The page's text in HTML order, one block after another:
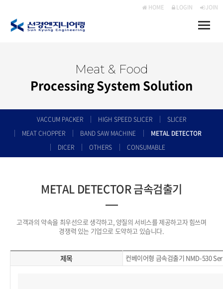
HOME LOGIN JOIN
Toggle
Meat & Food
Processing System Solution
VACCUM PACKER HIGH SPEED SLICER
SLICER
MEAT CHOPPER
BAND SAW MACHINE
METAL DETECTOR
DICER
OTHERS CONSUMABLE
METAL DETECTOR 금속검출기
고객과의 약속을 최우선으로 생각하고, 양질의 서비스를 제공하고자 힘쓰며
경쟁력 있는 기업으로 도약하고 있습니다.
제목 컨베이어형 금속검출기 NMD-530